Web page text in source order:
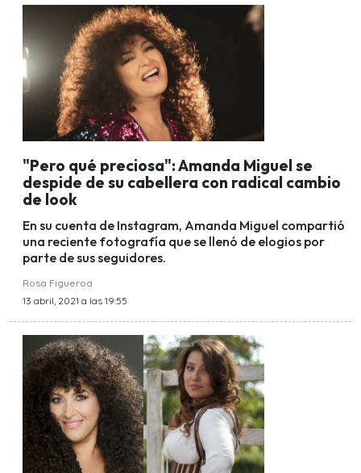
"Pero qué preciosa": Amanda Miguel se
despide de su cabellera con radical cambio
de look
En su cuenta de Instagram, Amanda Miguel compartió
una reciente fotografía que se llenó de elogios por
parte de sus seguidores.
Rosa Figueroa
13 abril, 2021 a las 19:55